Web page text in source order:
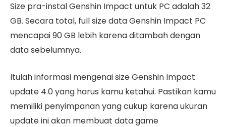
Size pra-instal Genshin Impact untuk PC adalah 32
GB. Secara total, full size data Genshin Impact PC
mencapai 90 GB lebih karena ditambah dengan
data sebelumnya.
Itulah informasi mengenai size Genshin Impact
update 4.0 yang harus kamu ketahui. Pastikan kamu
memiliki penyimpanan yang cukup karena ukuran
update ini akan membuat data game